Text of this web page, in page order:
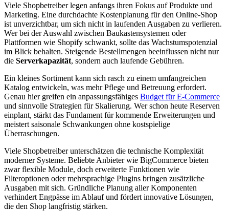
Viele Shopbetreiber legen anfangs ihren Fokus auf Produkte und
Marketing. Eine durchdachte Kostenplanung für den Online-Shop
ist unverzichtbar, um sich nicht in laufenden Ausgaben zu verlieren.
Wer bei der Auswahl zwischen Baukastensystemen oder
Plattformen wie Shopify schwankt, sollte das Wachstumspotenzial
im Blick behalten. Steigende Bestellmengen beeinflussen nicht nur
die Serverkapazität, sondern auch laufende Gebühren.
Ein kleines Sortiment kann sich rasch zu einem umfangreichen
Katalog entwickeln, was mehr Pflege und Betreuung erfordert.
Genau hier greifen ein anpassungsfähiges Budget für E-Commerce
und sinnvolle Strategien für Skalierung. Wer schon heute Reserven
einplant, stärkt das Fundament für kommende Erweiterungen und
meistert saisonale Schwankungen ohne kostspielige
Überraschungen.
Viele Shopbetreiber unterschätzen die technische Komplexität
moderner Systeme. Beliebte Anbieter wie BigCommerce bieten
zwar flexible Module, doch erweiterte Funktionen wie
Filteroptionen oder mehrsprachige Plugins bringen zusätzliche
Ausgaben mit sich. Gründliche Planung aller Komponenten
verhindert Engpässe im Ablauf und fördert innovative Lösungen,
die den Shop langfristig stärken.